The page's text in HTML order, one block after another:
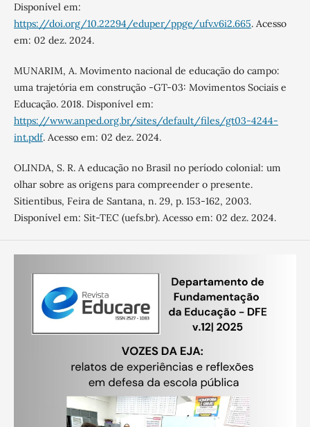
Disponível em:
https://doi.org/10.22294/eduper/ppge/ufv.v6i2.665. Acesso
em: 02 dez. 2024.
MUNARIM, A. Movimento nacional de educação do campo:
uma trajetória em construção -GT-03: Movimentos Sociais e
Educação. 2018. Disponível em:
https://www.anped.org.br/sites/default/files/gt03-4244-
int.pdf. Acesso em: 02 dez. 2024.
OLINDA, S. R. A educação no Brasil no período colonial: um
olhar sobre as origens para compreender o presente.
Sitientibus, Feira de Santana, n. 29, p. 153-162, 2003.
Disponível em: Sit-TEC (uefs.br). Acesso em: 02 dez. 2024.